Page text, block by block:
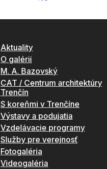
Aktuality
O galérii
M. A. Bazovský
CAT / Centrum architektúry
Trenčín
S koreňmi v Trenčíne
Výstavy a podujatia
Vzdelávacie programy
Služby pre verejnosť
Fotogaléria
Videogaléria